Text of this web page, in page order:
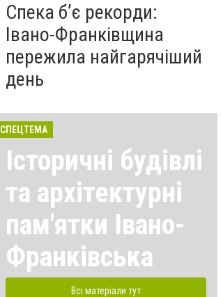
Спека б’є рекорди:
Івано-Франківщина
пережила найгарячіший
день
СПЕЦТЕМА
Історичні будівлі
та архітектурні
пам'ятки Івано-
Франківська
Всі матеріали тут